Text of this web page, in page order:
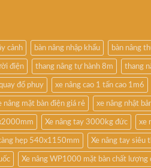
cảnh bàn nâng nhập khẩu bàn nâng
điện thang nâng tự hành 8m thang
đổ phuy xe nâng cao 1 tấn cao 1m6
nâng mặt bàn điện giá rẻ xe nâng nhật
Xe nâng tay 3000kg đức xe
hẹp 540x1150mm Xe nâng tay siêu
Xe nâng WP1000 mặt bàn chất lượng